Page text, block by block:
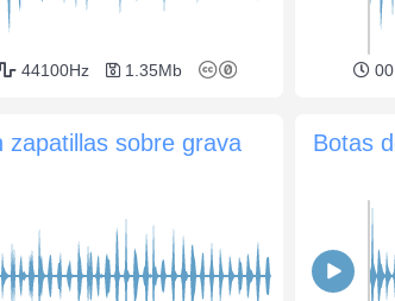
44100Hz 1.35Mb
zapatillas sobre grava Botas